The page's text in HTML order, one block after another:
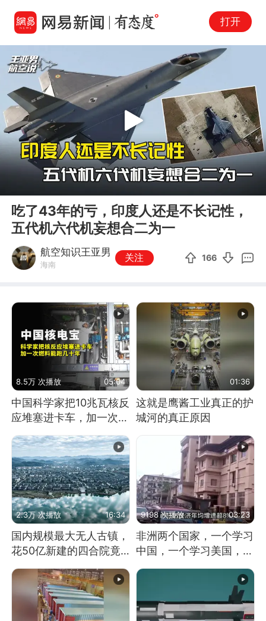
打开
Play
吃了43年的亏，印度人还是不长记性，
五代机六代机妄想合二为一
航空知识王亚男
海南
关注 166
8.5万 次播放 05:04
中国科学家把10兆瓦核反
应堆塞进卡车，加一次燃
料能跑几十年
01:36
这就是鹰酱工业真正的护
城河的真正原因
2.3万 次播放 16:34
国内规模最大无人古镇，
花50亿新建的四合院竟
9198 次播放 03:23
非洲两个国家，一个学习
中国，一个学习美国，结